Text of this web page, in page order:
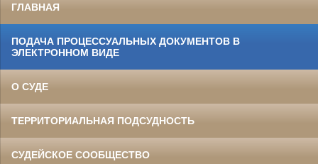
ГЛАВНАЯ
ПОДАЧА ПРОЦЕССУАЛЬНЫХ ДОКУМЕНТОВ В
ЭЛЕКТРОННОМ ВИДЕ
О СУДЕ
ТЕРРИТОРИАЛЬНАЯ ПОДСУДНОСТЬ
СУДЕЙСКОЕ СООБЩЕСТВО